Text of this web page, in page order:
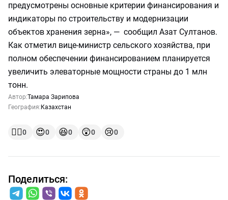
предусмотрены основные критерии финансирования и
индикаторы по строительству и модернизации
объектов хранения зерна», — сообщил Азат Султанов.
Как отметил вице-министр сельского хозяйства, при
полном обеспечении финансированием планируется
увеличить элеваторные мощности страны до 1 млн
тонн.
Автор:Тамара Зарипова
География: Казахстан
👍🏻0 😍0 😆0 😲0 😢0
Поделиться: